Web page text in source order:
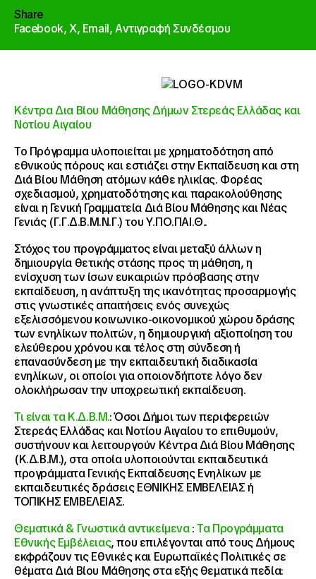
Share
Facebook,X, Email,Αντιγραφή Συνδέσμου
Κέντρα Δια Βίου Μάθησης Δήμων Στερεάς Ελλάδας και
Νοτίου Αιγαίου
Το Πρόγραμμα υλοποιείται με χρηματοδότηση από
εθνικούς πόρους και εστιάζει στην Εκπαίδευση και στη
Διά Βίου Μάθηση ατόμων κάθε ηλικίας. Φορέας
σχεδιασμού, χρηματοδότησης και παρακολούθησης
είναι η Γενική Γραμματεία Διά Βίου Μάθησης και Νέας
Γενιάς (Γ.Γ.Δ.Β.Μ.Ν.Γ.) του Υ.ΠΟ.ΠΑΙ.Θ..
Στόχος του προγράμματος είναι μεταξύ άλλων η
δημιουργία θετικής στάσης προς τη μάθηση, η
ενίσχυση των ίσων ευκαιριών πρόσβασης στην
εκπαίδευση, η ανάπτυξη της ικανότητας προσαρμογής
στις γνωστικές απαιτήσεις ενός συνεχώς
εξελισσόμενου κοινωνικο-οικονομικού χώρου δράσης
των ενηλίκων πολιτών, η δημιουργική αξιοποίηση του
ελεύθερου χρόνου και τέλος στη σύνδεση ή
επανασύνδεση με την εκπαιδευτική διαδικασία
ενηλίκων, οι οποίοι για οποιονδήποτε λόγο δεν
ολοκλήρωσαν την υποχρεωτική εκπαίδευση.
Τι είναι τα Κ.Δ.Β.Μ.: Όσοι Δήμοι των περιφερειών
Στερεάς Ελλάδας και Νοτίου Αιγαίου το επιθυμούν,
συστήνουν και λειτουργούν Κέντρα Διά Βίου Μάθησης
(Κ.Δ.Β.Μ.), στα οποία υλοποιούνται εκπαιδευτικά
προγράμματα Γενικής Εκπαίδευσης Ενηλίκων με
εκπαιδευτικές δράσεις ΕΘΝΙΚΗΣ ΕΜΒΕΛΕΙΑΣ ή
ΤΟΠΙΚΗΣ ΕΜΒΕΛΕΙΑΣ.
Θεματικά & Γνωστικά αντικείμενα:Τα Προγράμματα
Εθνικής Εμβέλειας, που επιλέγονται από τους Δήμους
εκφράζουν τις Εθνικές και Ευρωπαϊκές Πολιτικές σε
θέματα Διά Βίου Μάθησης στα εξής θεματικά πεδία: